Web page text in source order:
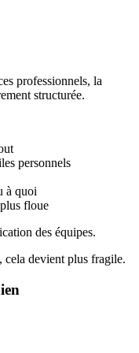
professionnels, la
structurée.
personnels
à quoi
floue
des équipes.
cela devient plus fragile.